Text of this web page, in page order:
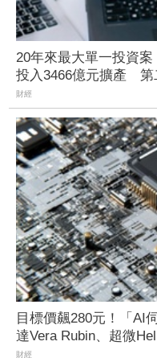
20年來最大單一投資
投入3466億元擴產 第
財經
目標價飆280元！「AI
達Vera Rubin、超微
財經